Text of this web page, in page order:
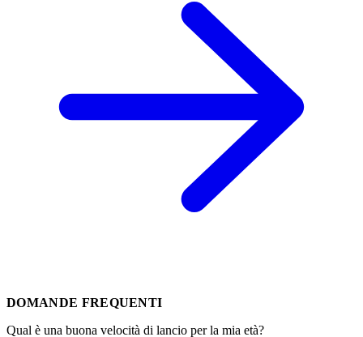
DOMANDE FREQUENTI
Qual è una buona velocità di lancio per la mia età?